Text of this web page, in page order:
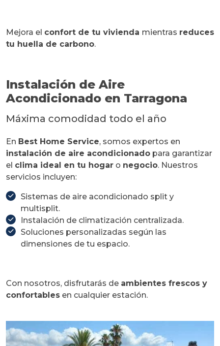
Mejora el confort de tu vivienda mientras reduces
tu huella de carbono.
Instalación de Aire
Acondicionado en Tarragona
Máxima comodidad todo el año
En Best Home Service, somos expertos en
instalación de aire acondicionado para garantizar
el clima ideal en tu hogar o negocio. Nuestros
servicios incluyen:
Sistemas de aire acondicionado split y
multisplit.
Instalación de climatización centralizada.
Soluciones personalizadas según las
dimensiones de tu espacio.
Con nosotros, disfrutarás de ambientes frescos y
confortables en cualquier estación.